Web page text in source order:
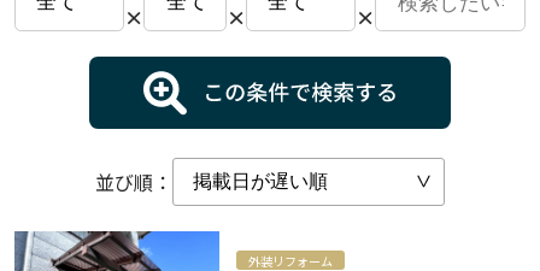
× × ×
並び順：
外装リフォーム